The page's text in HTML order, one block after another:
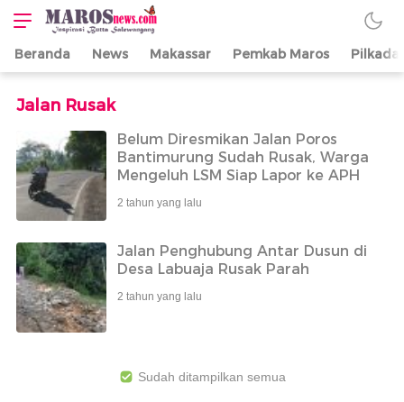
Maros News
Inspirasi Butta
Salewangang
Beranda News Makassar Pemkab Maros Pilkada
Jalan Rusak
Belum Diresmikan Jalan Poros
Bantimurung Sudah Rusak, Warga
Mengeluh LSM Siap Lapor ke APH
2 tahun yang lalu
Jalan Penghubung Antar Dusun di
Desa Labuaja Rusak Parah
2 tahun yang lalu
Sudah ditampilkan semua